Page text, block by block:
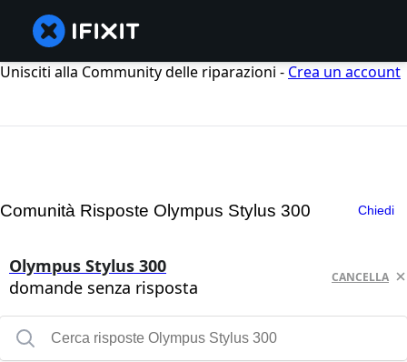
Unisciti alla Community delle riparazioni - Crea un account
Comunità Risposte Olympus Stylus 300 Chiedi
Olympus Stylus 300
domande senza risposta
CANCELLA